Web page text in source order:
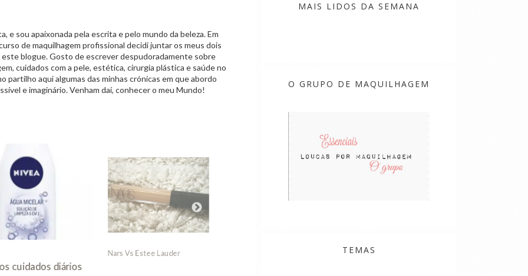
e sou apaixonada pela escrita e pelo mundo da beleza. Em
de maquilhagem profissional decidi juntar os meus dois
este blogue. Gosto de escrever despudoradamente sobre
cuidados com a pele, estética, cirurgia plástica e saúde no
partilho aqui algumas das minhas crónicas em que abordo
e imaginário. Venham daí, conhecer o meu Mundo!
Lauder
Perfectionist CP + R Serum,
MAIS LIDOS DA SEMANA
O GRUPO DE MAQUILHAGEM
TEMAS